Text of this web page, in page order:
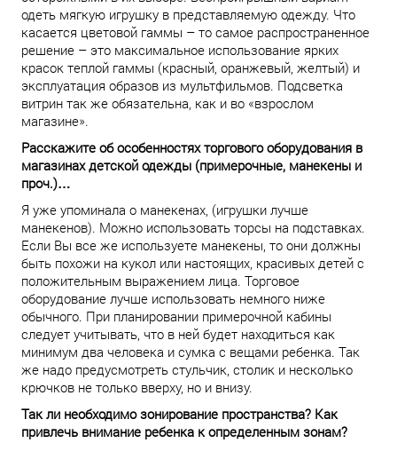
одеть мягкую игрушку в представляемую одежду. Что
касается цветовой гаммы – то самое распространенное
решение – это максимальное использование ярких
красок теплой гаммы (красный, оранжевый, желтый) и
эксплуатация образов из мультфильмов. Подсветка
витрин так же обязательна, как и во «взрослом
магазине».
Расскажите об особенностях торгового оборудования в
магазинах детской одежды (примерочные, манекены и
проч.)…
Я уже упоминала о манекенах, (игрушки лучше
манекенов). Можно использовать торсы на подставках.
Если Вы все же используете манекены, то они должны
быть похожи на кукол или настоящих, красивых детей с
положительным выражением лица. Торговое
оборудование лучше использовать немного ниже
обычного. При планировании примерочной кабины
следует учитывать, что в ней будет находиться как
минимум два человека и сумка с вещами ребенка. Так
же надо предусмотреть стульчик, столик и несколько
крючков не только вверху, но и внизу.
Так ли необходимо зонирование пространства? Как
привлечь внимание ребенка к определенным зонам?